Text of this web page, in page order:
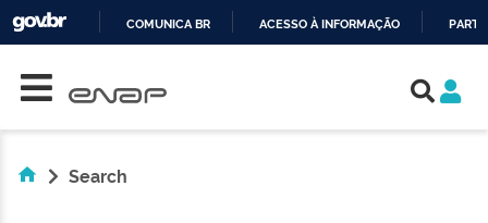
COMUNICA BR ACESSO À INFORMAÇÃO
Search